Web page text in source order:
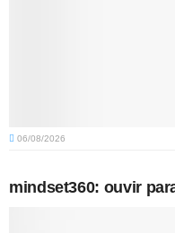
06/08/2026
mindset360: ouvir